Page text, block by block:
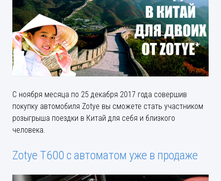
С ноября месяца по 25 декабря 2017 года совершив
покупку автомобиля Zotye вы сможете стать участником
розыгрыша поездки в Китай для себя и близкого
человека.
Zotye T600 с автоматом уже в продаже